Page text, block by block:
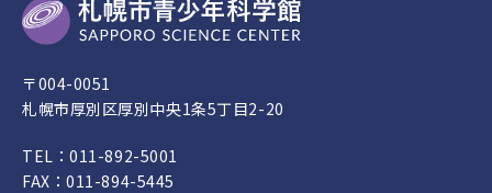
〒004-0051
札幌市厚別区厚別中央1条5丁目2-20
TEL：011-892-5001
FAX：011-894-5445